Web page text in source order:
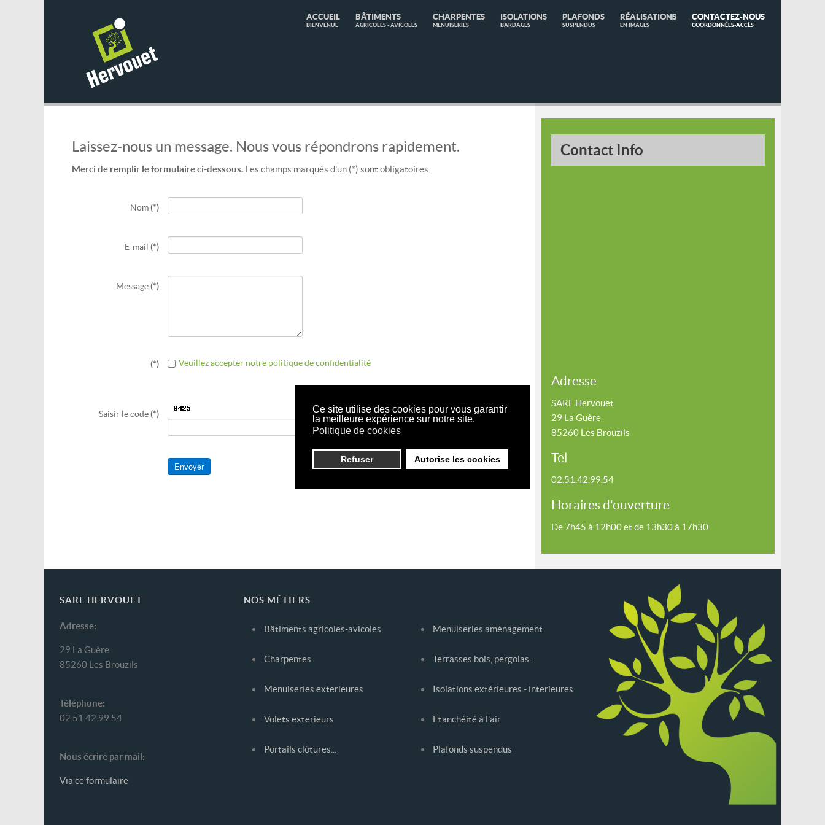
Ce site utilise des cookies pour vous garantir
la meilleure expérience sur notre site.
Politique de cookies
Refuser Autorise les cookies
ACCUEIL
BIENVENUE
BÂTIMENTS
AGRICOLES - AVICOLES
CHARPENTES
MENUISERIES
ISOLATIONS
BARDAGES
PLAFONDS
SUSPENDUS
RÉALISATIONS
EN IMAGES
CONTACTEZ-NOUS
COORDONNÉES-ACCÈS
Laissez-nous un message. Nous vous répondrons rapidement.
Merci de remplir le formulaire ci-dessous. Les champs marqués d'un (*) sont obligatoires.
Nom(*)
E-mail (*)
Message(*)
(*) Veuillez accepter notre politique de confidentialité
Saisir le code(*)
Modifier le code
Envoyer
Contact Info
Adresse
SARL Hervouet
29 La Guère
85260 Les Brouzils
Tel
02.51.42.99.54
Horaires d'ouverture
De 7h45 à 12h00 et de 13h30 à 17h30
SARL HERVOUET
Adresse:
29 La Guère
85260 Les Brouzils
Téléphone:
02.51.42.99.54
Nous écrire par mail:
Via ce formulaire
NOS MÉTIERS
Bâtiments agricoles-avicoles Menuiseries aménagement
Charpentes Terrasses bois, pergolas...
Menuiseries exterieures Isolations extérieures - interieures
Volets exterieurs Etanchéité à l'air
Portails clôtures... Plafonds suspendus